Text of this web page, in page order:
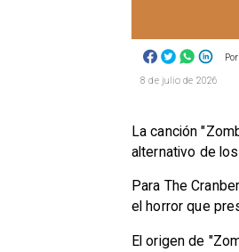
Por
8 de julio de 2026
La canción
alternativo de
Para The
el horror que
El origen de